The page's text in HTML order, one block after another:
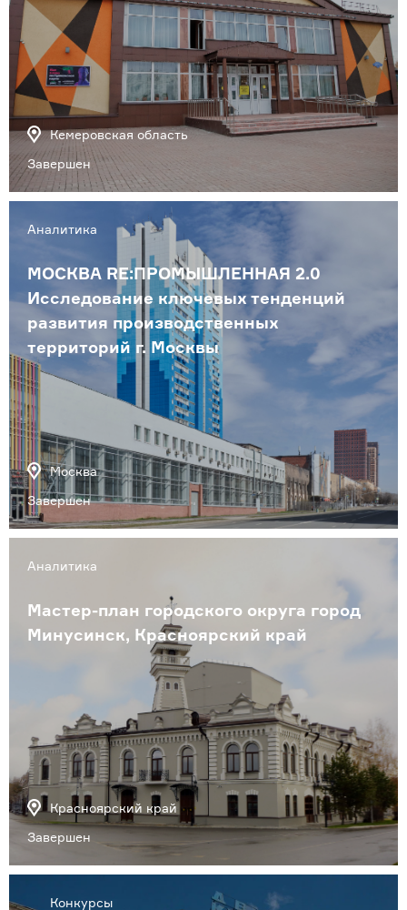
Кемеровская область
Завершен
Аналитика
МОСКВА RE:ПРОМЫШЛЕННАЯ 2.0
Исследование ключевых тенденций
развития производственных
территорий г. Москвы
Москва
Завершен
Аналитика
Мастер-план городского округа город
Минусинск, Красноярский край
Красноярский край
Завершен
Конкурсы